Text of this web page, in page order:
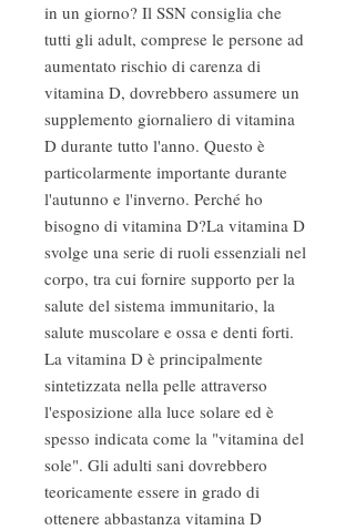
in un giorno? Il SSN consiglia che
tutti gli adult, comprese le persone ad
aumentato rischio di carenza di
vitamina D, dovrebbero assumere un
supplemento giornaliero di vitamina
D durante tutto l'anno. Questo è
particolarmente importante durante
l'autunno e l'inverno. Perché ho
bisogno di vitamina D?La vitamina D
svolge una serie di ruoli essenziali nel
corpo, tra cui fornire supporto per la
salute del sistema immunitario, la
salute muscolare e ossa e denti forti.
La vitamina D è principalmente
sintetizzata nella pelle attraverso
l'esposizione alla luce solare ed è
spesso indicata come la "vitamina del
sole". Gli adulti sani dovrebbero
teoricamente essere in grado di
ottenere abbastanza vitamina D